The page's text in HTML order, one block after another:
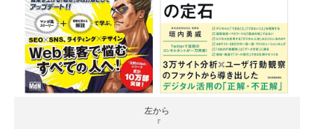
左から
『